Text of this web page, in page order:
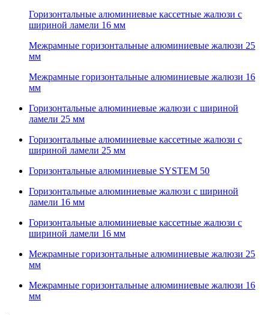
Горизонтальные алюминиевые кассетные жалюзи с
шириной ламели 16 мм
Межрамные горизонтальные алюминиевые жалюзи 25
мм
Межрамные горизонтальные алюминиевые жалюзи 16
мм
Горизонтальные алюминиевые жалюзи с шириной
ламели 25 мм
Горизонтальные алюминиевые кассетные жалюзи с
шириной ламели 25 мм
Горизонтальные алюминиевые SYSTEM 50
Горизонтальные алюминиевые жалюзи с шириной
ламели 16 мм
Горизонтальные алюминиевые кассетные жалюзи с
шириной ламели 16 мм
Межрамные горизонтальные алюминиевые жалюзи 25
мм
Межрамные горизонтальные алюминиевые жалюзи 16
мм